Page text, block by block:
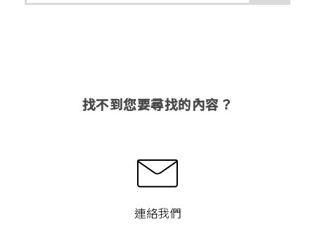
找不到您要尋找的內容？
連絡我們